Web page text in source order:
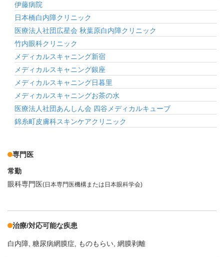
伊藤病院
日本橋白内障クリニック
医療法人社団広星会 秋葉原白内障クリニック
竹内眼科クリニック
メディカルスキャニング新宿
メディカルスキャニング銀座
メディカルスキャニング日暮里
メディカルスキャニングお茶の水
医療法人社団あんしん会 四谷メディカルキューブ
錦糸町皮膚科スキンケアクリニック
専門医
常勤
眼科専門医(日本専門医機構または日本眼科学会)
治療/対応可能な疾患
白内障 糖尿病網膜症 ものもらい 網膜剥離